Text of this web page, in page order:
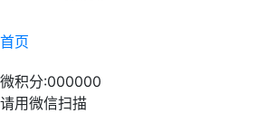
首页
微积分:000000
请用微信扫描